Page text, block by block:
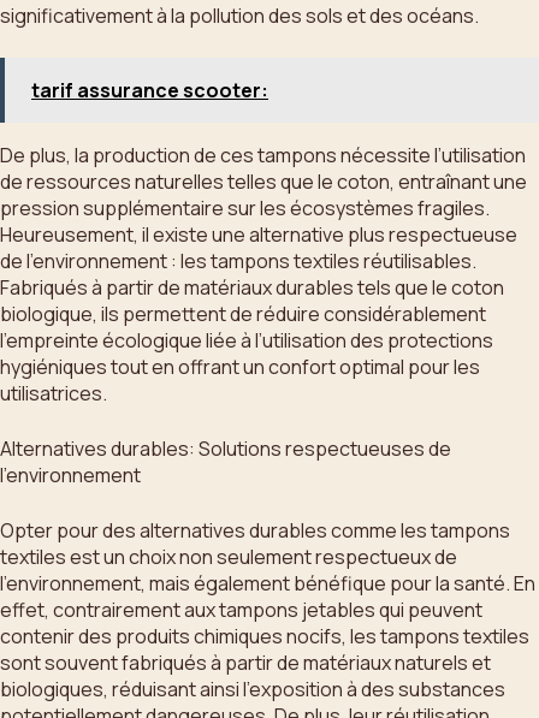
significativement à la pollution des sols et des océans.
tarif assurance scooter:
De plus, la production de ces tampons nécessite l’utilisation
de ressources naturelles telles que le coton, entraînant une
pression supplémentaire sur les écosystèmes fragiles.
Heureusement, il existe une alternative plus respectueuse
de l’environnement : les tampons textiles réutilisables.
Fabriqués à partir de matériaux durables tels que le coton
biologique, ils permettent de réduire considérablement
l’empreinte écologique liée à l’utilisation des protections
hygiéniques tout en offrant un confort optimal pour les
utilisatrices.
Alternatives durables: Solutions respectueuses de
l’environnement
Opter pour des alternatives durables comme les tampons
textiles est un choix non seulement respectueux de
l’environnement, mais également bénéfique pour la santé. En
effet, contrairement aux tampons jetables qui peuvent
contenir des produits chimiques nocifs, les tampons textiles
sont souvent fabriqués à partir de matériaux naturels et
biologiques, réduisant ainsi l’exposition à des substances